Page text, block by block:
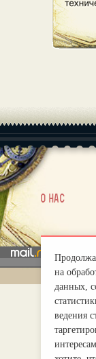
О нас
на
данных,
ведения